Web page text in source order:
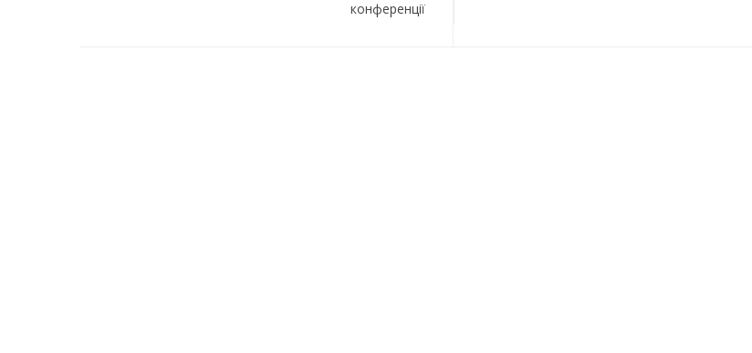
конференції